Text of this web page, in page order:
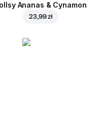
Ananas & Cynamon
23,99 zł